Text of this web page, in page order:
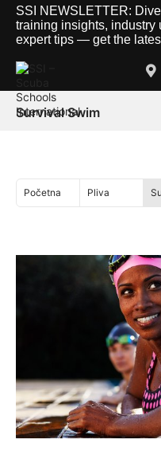
SSI NEWSLETTER:
training insights, industry
expert tips — get the
Survival Swim
Početna Pliva